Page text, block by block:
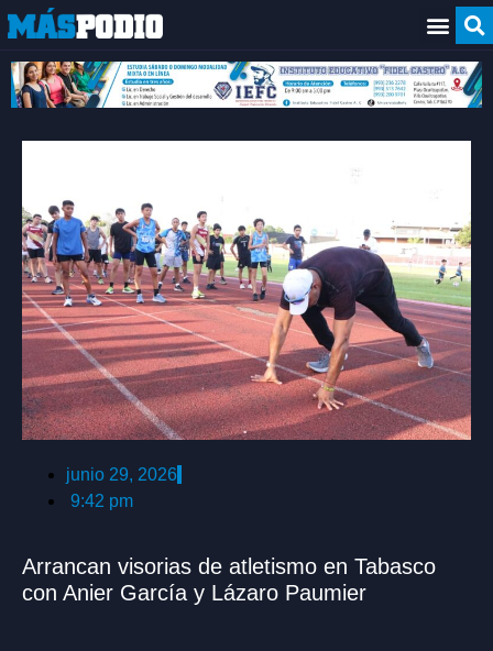
junio 29, 2026
9:42 pm
Arrancan visorias de atletismo en Tabasco
con Anier García y Lázaro Paumier